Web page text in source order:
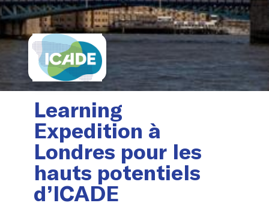
Learning
Expedition à
Londres pour les
hauts potentiels
d’ICADE